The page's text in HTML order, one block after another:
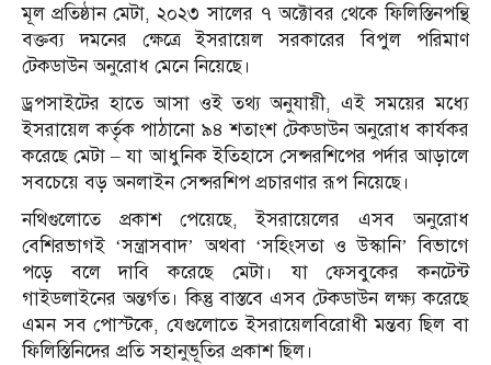
মূল প্রতিষ্ঠান মেটা, ২০২৩ সালের ৭ অক্টোবর থেকে ফিলিস্তিনপন্থি
বক্তব্য দমনের ক্ষেত্রে ইসরায়েল সরকারের বিপুল পরিমাণ
টেকডাউন অনুরোধ মেনে নিয়েছে।
ড্রপসাইটের হাতে আসা ওই তথ্য অনুযায়ী, এই সময়ের মধ্যে
ইসরায়েল কর্তৃক পাঠানো ৯৪ শতাংশ টেকডাউন অনুরোধ কার্যকর
করেছে মেটা – যা আধুনিক ইতিহাসে সেন্সরশিপের পর্দার আড়ালে
সবচেয়ে বড় অনলাইন সেন্সরশিপ প্রচারণার রূপ নিয়েছে।
নথিগুলোতে প্রকাশ পেয়েছে, ইসরায়েলের এসব অনুরোধ
বেশিরভাগই ‘সন্ত্রাসবাদ’ অথবা ‘সহিংসতা ও উস্কানি’ বিভাগে
পড়ে বলে দাবি করেছে মেটা। যা ফেসবুকের কনটেন্ট
গাইডলাইনের অন্তর্গত। কিন্তু বাস্তবে এসব টেকডাউন লক্ষ্য করেছে
এমন সব পোস্টকে, যেগুলোতে ইসরায়েলবিরোধী মন্তব্য ছিল বা
ফিলিস্তিনিদের প্রতি সহানুভূতির প্রকাশ ছিল।